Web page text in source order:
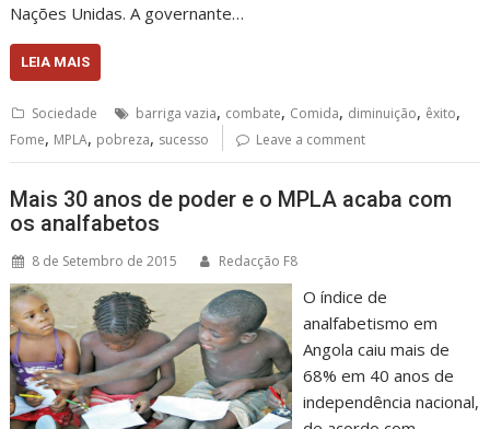
Nações Unidas. A governante…
LEIA MAIS
Sociedade barriga vazia, combate, Comida, diminuição, êxito,
Fome, MPLA, pobreza, sucesso Leave a comment
Mais 30 anos de poder e o MPLA acaba com
os analfabetos
8 de Setembro de 2015 Redacção F8
O índice de
analfabetismo em
Angola caiu mais de
68% em 40 anos de
independência nacional,